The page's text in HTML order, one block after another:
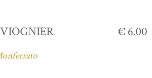
€ 6.00